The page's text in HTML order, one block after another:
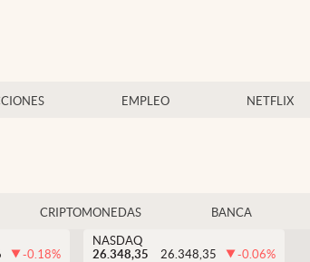
EMPLEO NETFLIX
CRIPTOMONEDAS BANCA
-0.18%
NASDAQ
26.348,35
26.348,35 -0.06%